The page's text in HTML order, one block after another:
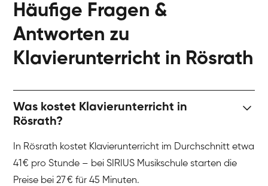
Häufige Fragen &
Antworten zu
Klavierunterricht in Rösrath
Was kostet Klavierunterricht in
Rösrath?
In Rösrath kostet Klavierunterricht im Durchschnitt etwa
41 € pro Stunde – bei SIRIUS Musikschule starten die
Preise bei 27 € für 45 Minuten.